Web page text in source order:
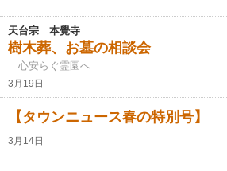
天台宗 本覺寺
樹木葬、お墓の相談会
心安らぐ霊園へ
3月19日
【タウンニュース春の特別号】
3月14日